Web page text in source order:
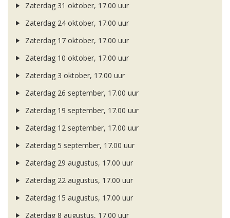
Zaterdag 31 oktober, 17.00 uur
Zaterdag 24 oktober, 17.00 uur
Zaterdag 17 oktober, 17.00 uur
Zaterdag 10 oktober, 17.00 uur
Zaterdag 3 oktober, 17.00 uur
Zaterdag 26 september, 17.00 uur
Zaterdag 19 september, 17.00 uur
Zaterdag 12 september, 17.00 uur
Zaterdag 5 september, 17.00 uur
Zaterdag 29 augustus, 17.00 uur
Zaterdag 22 augustus, 17.00 uur
Zaterdag 15 augustus, 17.00 uur
Zaterdag 8 augustus, 17.00 uur